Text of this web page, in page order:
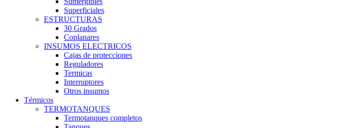
Superficiales
ESTRUCTURAS
30 Grados
Coplanares
INSUMOS ELECTRICOS
Cajas de protecciones
Reguladores
Termicas
Interruptores
Otros insumos
Térmicos
TERMOTANQUES
Termotanques completos